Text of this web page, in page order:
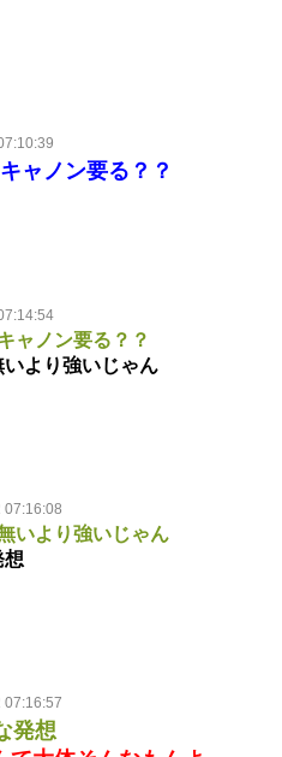
ャノン要る？？
ャノン要る？？
より強いじゃん
07:16:08
いより強いじゃん
想
07:16:57
発想